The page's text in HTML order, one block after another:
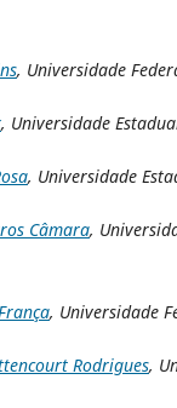
, Universidade
, Universidade
, Universidade
Câmara,
, Universidade
Rodrigues,